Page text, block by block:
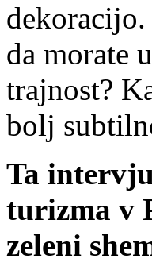
da morate
trajnost?
bolj
Ta
turizma v
zeleni